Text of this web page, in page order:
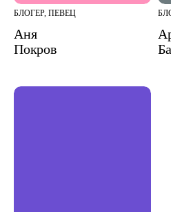
БЛОГЕР, ПЕВЕЦ
Аня
Покров